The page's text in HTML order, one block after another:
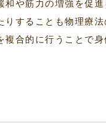
や筋力の増強を促
することも物理療法
合的に行うことで